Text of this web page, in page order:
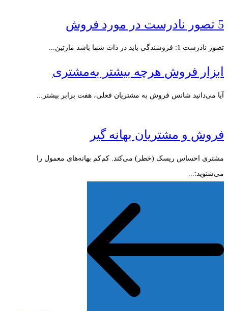
5 تصور نادرست در مورد فروش
تصور نادرست 1: فروشندگی باید در ذات شما باشد مارتین...
ابزار فروش هرچه بیشتر به‌مشتری
آیا می‌دانید شانس فروش به مشتریان فعلی، هفت برابر بیشتر...
فروش و مشتریان بهانه گیر
مشتری احساس ریسک (خطر) می‌کند. کم‌کم بهانه‌های معمول را
می‌شنوید:...